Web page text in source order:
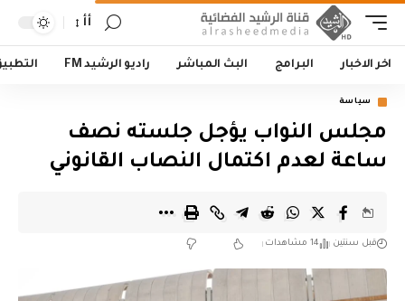
أأ
اخر الاخبار البرامج البث المباشر راديو الرشيد FM
سياسة
مجلس النواب يؤجل جلسته نصف
ساعة لعدم اكتمال النصاب القانوني
قبل سنتين 14 مشاهدات